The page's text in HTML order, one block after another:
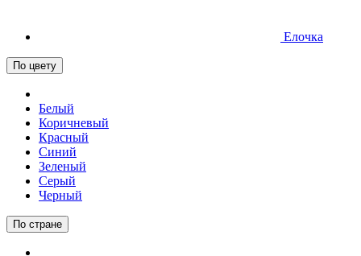
Елочка
По цвету
Белый
Коричневый
Красный
Синий
Зеленый
Серый
Черный
По стране